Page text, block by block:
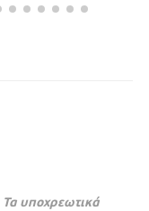
Τα υποχρεωτικά